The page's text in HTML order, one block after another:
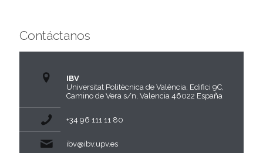
Contáctanos
IBV
Universitat Politècnica de València, Edifici 9C,
Camino de Vera s/n, Valencia 46022 España
+34 96 111 11 80
ibv@ibv.upv.es